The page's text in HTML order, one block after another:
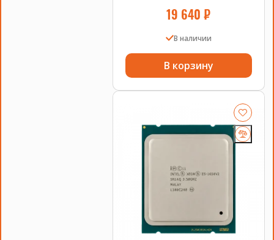
19 640₽
В наличии
В корзину